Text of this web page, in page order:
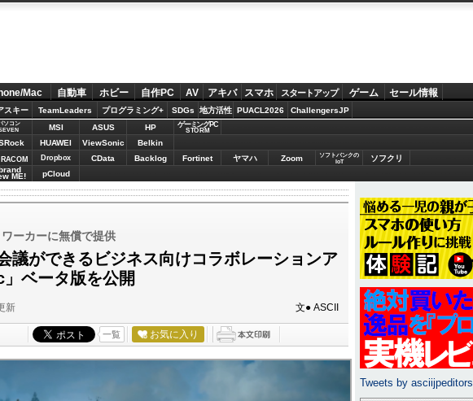
Mac 自動車 ホビー 自作PC AV アキバ スマホ スタートアップ ゲーム セール情報
スキー TeamLeaders プログラミング+ SDGs 地方活性 PUACL2026 ChallengersJP
ソコン
MSI ASUS HP ゲーミングPC
STORM
HUAWEI ViewSonic Belkin
Dropbox CData Backlog Fortinet ヤマハ Zoom
ソフトバンクの
IoT
ソフクリ
ME! pCloud
ーカーに無償で提供
議ができるビジネス向けコラボレーションア
ベータ版を公開
新 文● ASCII
一覧 お気に入り
Tweets by asciijpeditors